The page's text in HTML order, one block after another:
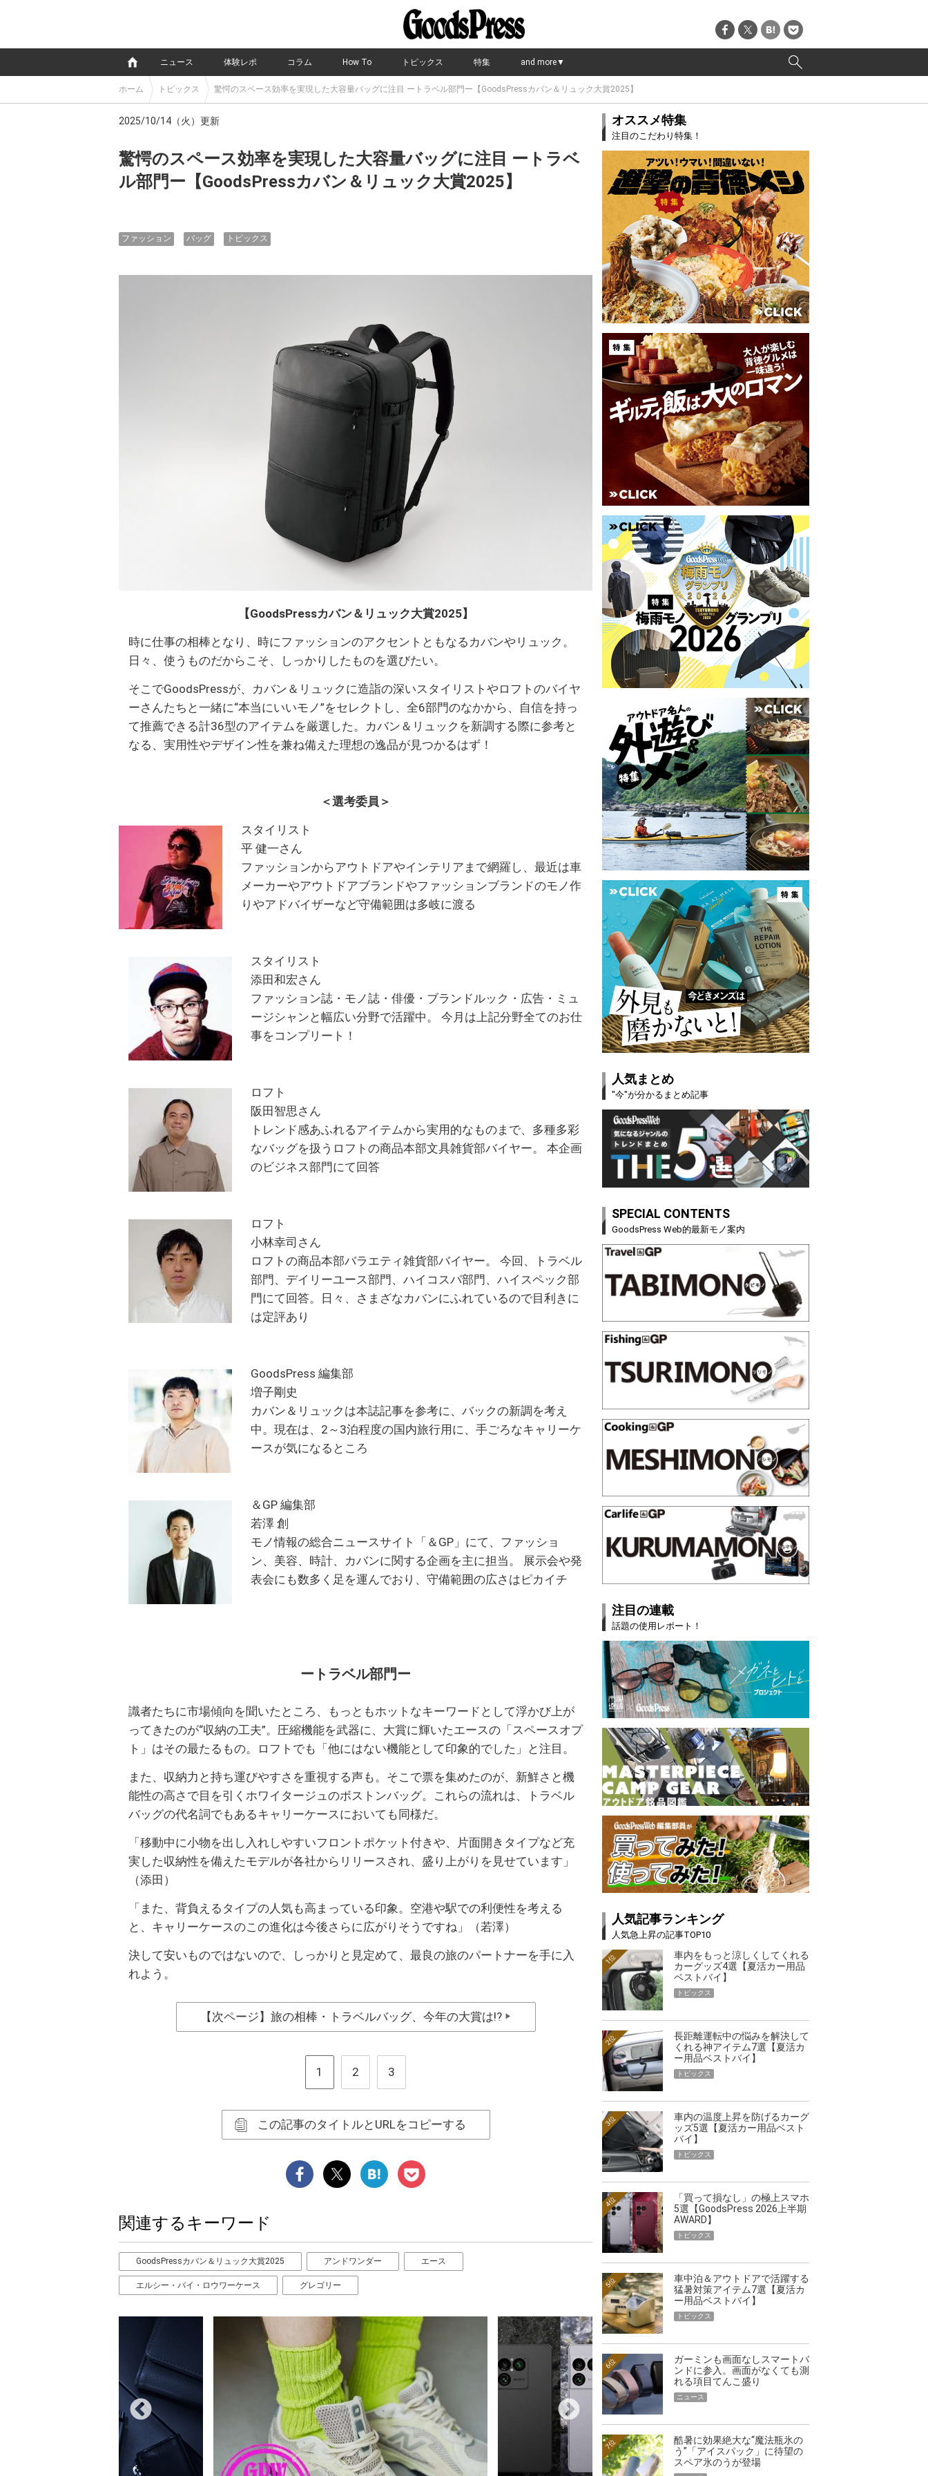
ニュース 体験レポ コラム How To トピックス 特集 and more▼
ホーム トピックス 驚愕のスペース効率を実現した大容量バッグに注目 ートラベル部門ー【GoodsPressカバン＆リュック大賞2025】
2025/10/14（火）更新
驚愕のスペース効率を実現した大容量バッグに注目 ートラベ
ル部門ー【GoodsPressカバン＆リュック大賞2025】
ファッション バッグ トピックス
【GoodsPressカバン＆リュック大賞2025】
時に仕事の相棒となり、時にファッションのアクセントともなるカバンやリュック。
日々、使うものだからこそ、しっかりしたものを選びたい。
そこでGoodsPressが、カバン＆リュックに造詣の深いスタイリストやロフトのバイヤ
ーさんたちと一緒に“本当にいいモノ”をセレクトし、全6部門のなかから、自信を持っ
て推薦できる計36型のアイテムを厳選した。カバン＆リュックを新調する際に参考と
なる、実用性やデザイン性を兼ね備えた理想の逸品が見つかるはず！
＜選考委員＞
スタイリスト
平 健一さん
ファッションからアウトドアやインテリアまで網羅し、最近は車
メーカーやアウトドアブランドやファッションブランドのモノ作
りやアドバイザーなど守備範囲は多岐に渡る
スタイリスト
添田和宏さん
ファッション誌・モノ誌・俳優・ブランドルック・広告・ミュ
ージシャンと幅広い分野で活躍中。 今月は上記分野全てのお仕
事をコンプリート！
ロフト
阪田智思さん
トレンド感あふれるアイテムから実用的なものまで、多種多彩
なバッグを扱うロフトの商品本部文具雑貨部バイヤー。 本企画
のビジネス部門にて回答
ロフト
小林幸司さん
ロフトの商品本部バラエティ雑貨部バイヤー。 今回、トラベル
部門、デイリーユース部門、ハイコスパ部門、ハイスペック部
門にて回答。日々、さまざなカバンにふれているので目利きに
は定評あり
GoodsPress 編集部
増子剛史
カバン＆リュックは本誌記事を参考に、バックの新調を考え
中。現在は、2～3泊程度の国内旅行用に、手ごろなキャリーケ
ースが気になるところ
＆GP 編集部
若澤 創
モノ情報の総合ニュースサイト「＆GP」にて、ファッショ
ン、美容、時計、カバンに関する企画を主に担当。 展示会や発
表会にも数多く足を運んでおり、守備範囲の広さはピカイチ
ートラベル部門ー
識者たちに市場傾向を聞いたところ、もっともホットなキーワードとして浮かび上が
ってきたのが“収納の工夫”。圧縮機能を武器に、大賞に輝いたエースの「スペースオプ
ト」はその最たるもの。ロフトでも「他にはない機能として印象的でした」と注目。
また、収納力と持ち運びやすさを重視する声も。そこで票を集めたのが、新鮮さと機
能性の高さで目を引くホワイタージュのボストンバッグ。これらの流れは、トラベル
バッグの代名詞でもあるキャリーケースにおいても同様だ。
「移動中に小物を出し入れしやすいフロントポケット付きや、片面開きタイプなど充
実した収納性を備えたモデルが各社からリリースされ、盛り上がりを見せています」
（添田）
「また、背負えるタイプの人気も高まっている印象。空港や駅での利便性を考える
と、キャリーケースのこの進化は今後さらに広がりそうですね」（若澤）
決して安いものではないので、しっかりと見定めて、最良の旅のパートナーを手に入
れよう。
【次ページ】旅の相棒・トラベルバッグ、今年の大賞は!? ▶
1 2 3
この記事のタイトルとURLをコピーする
関連するキーワード
GoodsPressカバン＆リュック大賞2025 アンドワンダー エース
エルシー・バイ・ロウワーケース グレゴリー
オススメ特集
注目のこだわり特集！
人気まとめ
"今"が分かるまとめ記事
SPECIAL CONTENTS
GoodsPress Web的最新モノ案内
注目の連載
話題の使用レポート！
人気記事ランキング
人気急上昇の記事TOP10
車内をもっと涼しくしてくれる
カーグッズ4選【夏活カー用品
ベストバイ】
1位
トピックス
長距離運転中の悩みを解決して
くれる神アイテム7選【夏活カ
ー用品ベストバイ】
2位
トピックス
車内の温度上昇を防げるカーグ
ッズ5選【夏活カー用品ベスト
バイ】
3位
トピックス
「買って損なし」の極上スマホ
5選【GoodsPress 2026上半期
AWARD】
4位
トピックス
車中泊＆アウトドアで活躍する
猛暑対策アイテム7選【夏活カ
ー用品ベストバイ】
5位
トピックス
ガーミンも画面なしスマートバ
ンドに参入。画面がなくても測
れる項目てんこ盛り
6位
ニュース
酷暑に効果絶大な“魔法瓶氷の
う”「アイスパック」に待望の
スペア氷のうが登場
7位